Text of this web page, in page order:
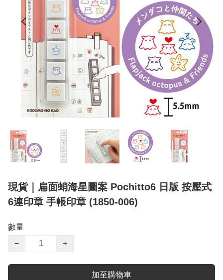
現貨｜扁面蛸海星圖案 Pochitto6 日版 按壓式
6連印章 手帳印章 (1850-006)
數量
−
+
加至購物車